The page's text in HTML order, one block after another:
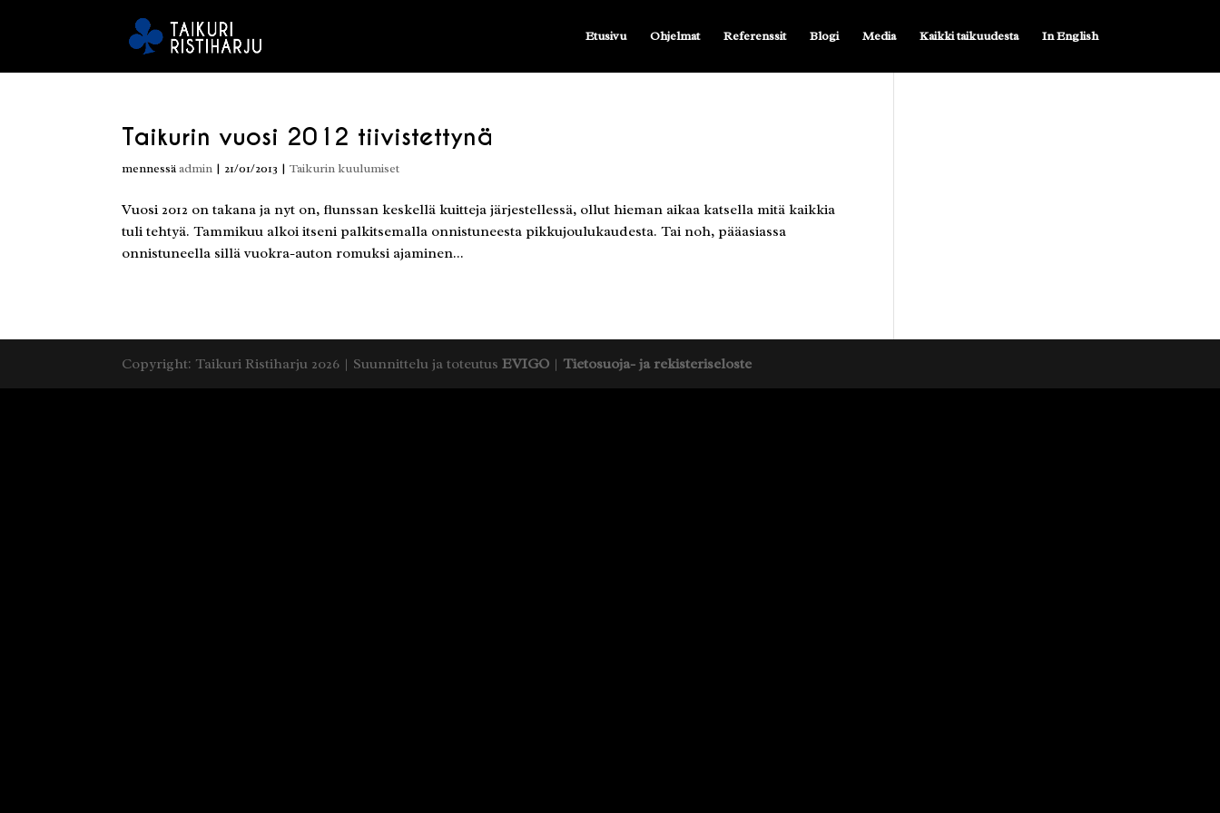
Etusivu Ohjelmat Referenssit Blogi Media Kaikki taikuudesta In English
Taikurin vuosi 2012 tiivistettynä
mennessäadmin | 21/01/2013 |Taikurin kuulumiset
Vuosi 2012 on takana ja nyt on, flunssan keskellä kuitteja järjestellessä, ollut hieman aikaa katsella mitä kaikkia
tuli tehtyä. Tammikuu alkoi itseni palkitsemalla onnistuneesta pikkujoulukaudesta. Tai noh, pääasiassa
onnistuneella sillä vuokra-auton romuksi ajaminen...
Copyright: Taikuri Ristiharju 2026 | Suunnittelu ja toteutusEVIGO | Tietosuoja- ja rekisteriseloste